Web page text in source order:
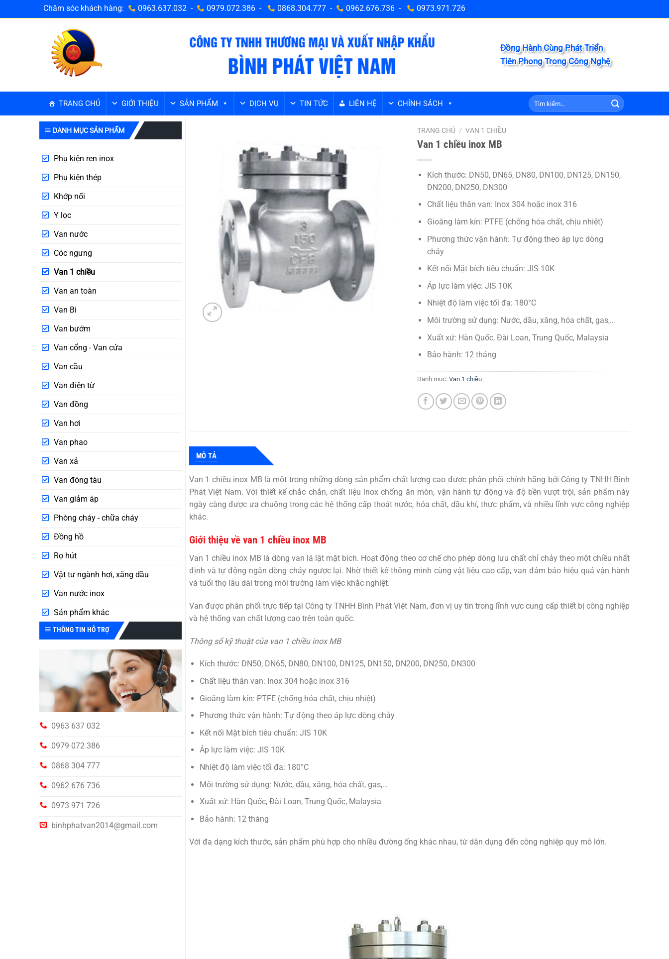
qua
Chăm sóc khách hàng: 0963.637.032 - 0979.072.386 - 0868.304.777 - 0962.676.736 - 0973.971.726
Đồng Hành Cùng Phát Triển
Tiên Phong Trong Công Nghệ
TRANG CHỦ GIỚI THIỆU SẢN PHẨM DỊCH VỤ TIN TỨC LIÊN HỆ CHÍNH SÁCH
Tìm
kiếm:
DANH MỤC SẢN PHẨM
Phụ kiện ren inox
Phụ kiện thép
Khớp nối
Y lọc
Van nước
Cóc ngưng
Van 1 chiều
Van an toàn
Van Bi
Van bướm
Van cổng - Van cửa
Van cầu
Van điện từ
Van đồng
Van hơi
Van phao
Van xả
Van đóng tàu
Van giảm áp
Phòng cháy - chữa cháy
Đồng hồ
Rọ hút
Vật tư ngành hơi, xăng dầu
Van nước inox
Sản phẩm khác
THÔNG TIN HỖ TRỢ
0963 637 032
0979 072 386
0868 304 777
0962 676 736
0973 971 726
binhphatvan2014@gmail.com
TRANG CHỦ / VAN 1 CHIỀU
Van 1 chiều inox MB
Kích thước: DN50, DN65, DN80, DN100, DN125, DN150,
DN200, DN250, DN300
Chất liệu thân van: Inox 304 hoặc inox 316
Gioăng làm kín: PTFE (chống hóa chất, chịu nhiệt)
Phương thức vận hành: Tự động theo áp lực dòng
chảy
Kết nối Mặt bích tiêu chuẩn: JIS 10K
Áp lực làm việc: JIS 10K
Nhiệt độ làm việc tối đa: 180°C
Môi trường sử dụng: Nước, dầu, xăng, hóa chất, gas,…
Xuất xứ: Hàn Quốc, Đài Loan, Trung Quốc, Malaysia
Bảo hành: 12 tháng
Danh mục: Van 1 chiều
MÔ TẢ
Van 1 chiều inox MB là một trong những dòng sản phẩm chất lượng cao được phân phối chính hãng bởi Công ty TNHH Bình
Phát Việt Nam. Với thiết kế chắc chắn, chất liệu inox chống ăn mòn, vận hành tự động và độ bền vượt trội, sản phẩm này
ngày càng được ưa chuộng trong các hệ thống cấp thoát nước, hóa chất, dầu khí, thực phẩm, và nhiều lĩnh vực công nghiệp
khác.
Giới thiệu về van 1 chiều inox MB
Van 1 chiều inox MB là dòng van lá lật mặt bích. Hoạt động theo cơ chế cho phép dòng lưu chất chỉ chảy theo một chiều nhất
định và tự động ngăn dòng chảy ngược lại. Nhờ thiết kế thông minh cùng vật liệu cao cấp, van đảm bảo hiệu quả vận hành
và tuổi thọ lâu dài trong môi trường làm việc khắc nghiệt.
Van được phân phối trực tiếp tại Công ty TNHH Bình Phát Việt Nam, đơn vị uy tín trong lĩnh vực cung cấp thiết bị công nghiệp
và hệ thống van chất lượng cao trên toàn quốc.
Thông số kỹ thuật của van 1 chiều inox MB
Kích thước: DN50, DN65, DN80, DN100, DN125, DN150, DN200, DN250, DN300
Chất liệu thân van: Inox 304 hoặc inox 316
Gioăng làm kín: PTFE (chống hóa chất, chịu nhiệt)
Phương thức vận hành: Tự động theo áp lực dòng chảy
Kết nối Mặt bích tiêu chuẩn: JIS 10K
Áp lực làm việc: JIS 10K
Nhiệt độ làm việc tối đa: 180°C
Môi trường sử dụng: Nước, dầu, xăng, hóa chất, gas,…
Xuất xứ: Hàn Quốc, Đài Loan, Trung Quốc, Malaysia
Bảo hành: 12 tháng
Với đa dạng kích thước, sản phẩm phù hợp cho nhiều đường ống khác nhau, từ dân dụng đến công nghiệp quy mô lớn.